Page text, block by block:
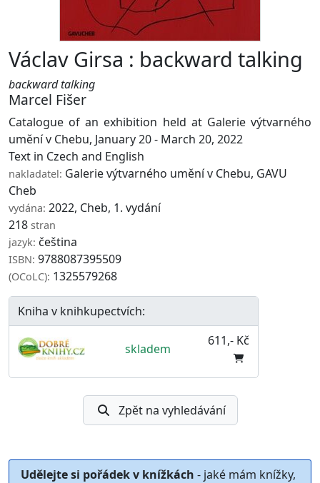
Václav Girsa : backward talking
backward talking
Marcel Fišer
Catalogue of an exhibition held at Galerie výtvarného
umění v Chebu, January 20 - March 20, 2022
Text in Czech and English
nakladatel: Galerie výtvarného umění v Chebu, GAVU
Cheb
vydána: 2022, Cheb, 1. vydání
218 stran
jazyk: čeština
ISBN: 9788087395509
(OCoLC): 1325579268
Kniha v knihkupectvích:
skladem
611,- Kč
Zpět na vyhledávání
Udělejte si pořádek v knížkách - jaké mám knížky,